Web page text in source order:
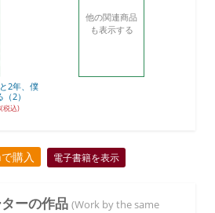
2年、僕
2）
税込)
他の関連商品
も表示する
購入 電子書籍を表示
ーの作品 (Work by the same